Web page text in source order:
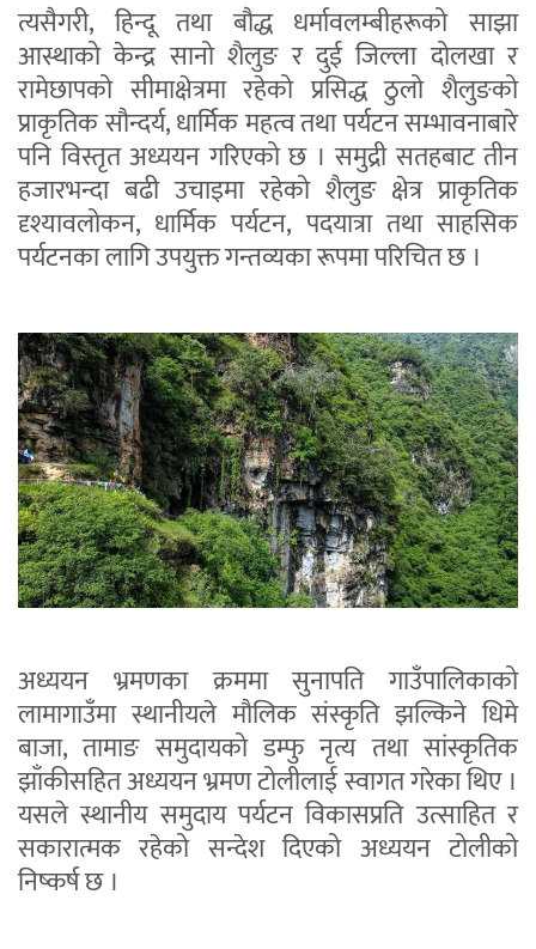
त्यसैगरी, हिन्दू तथा बौद्ध धर्मावलम्बीहरूको साझा
आस्थाको केन्द्र सानो शैलुङ र दुई जिल्ला दोलखा र
रामेछापको सीमाक्षेत्रमा रहेको प्रसिद्ध ठुलो शैलुङको
प्राकृतिक सौन्दर्य, धार्मिक महत्व तथा पर्यटन सम्भावनाबारे
पनि विस्तृत अध्ययन गरिएको छ । समुद्री सतहबाट तीन
हजारभन्दा बढी उचाइमा रहेको शैलुङ क्षेत्र प्राकृतिक
दृश्यावलोकन, धार्मिक पर्यटन, पदयात्रा तथा साहसिक
पर्यटनका लागि उपयुक्त गन्तव्यका रूपमा परिचित छ ।
अध्ययन भ्रमणका क्रममा सुनापति गाउँपालिकाको
लामागाउँमा स्थानीयले मौलिक संस्कृति झल्किने धिमे
बाजा, तामाङ समुदायको डम्फु नृत्य तथा सांस्कृतिक
झाँकीसहित अध्ययन भ्रमण टोलीलाई स्वागत गरेका थिए ।
यसले स्थानीय समुदाय पर्यटन विकासप्रति उत्साहित र
सकारात्मक रहेको सन्देश दिएको अध्ययन टोलीको
निष्कर्ष छ ।